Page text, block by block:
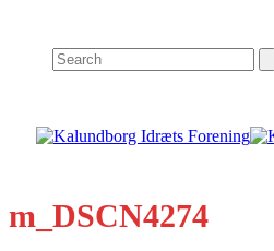
Search
m_DSCN4274